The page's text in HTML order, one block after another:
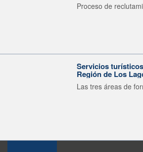
Proceso de
Servicios
Región de Los
Las tres áreas de